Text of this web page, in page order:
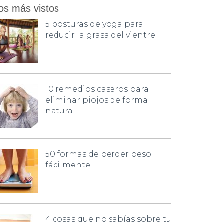
más vistos
5 posturas de yoga para
reducir la grasa del vientre
10 remedios caseros para
eliminar piojos de forma
natural
50 formas de perder peso
fácilmente
4 cosas que no sabías sobre tu